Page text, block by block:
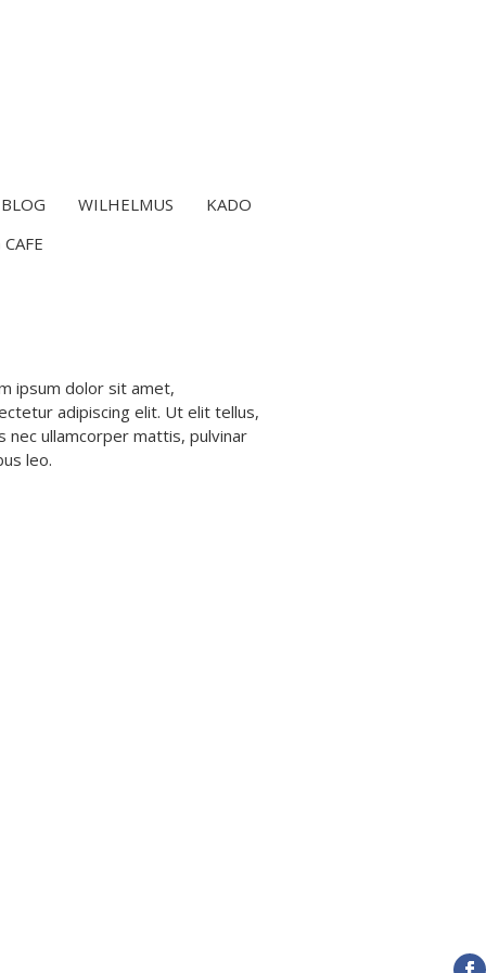
BLOG WILHELMUS
KADO
ipsum dolor sit amet,
adipiscing elit. Ut elit tellus,
nec ullamcorper mattis, pulvinar
leo.